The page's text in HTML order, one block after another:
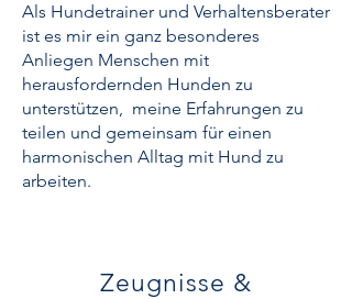
Als Hundetrainer und Verhaltensberater
ist es mir ein ganz besonderes
Anliegen Menschen mit
herausfordernden Hunden zu
unterstützen, meine Erfahrungen zu
teilen und gemeinsam für einen
harmonischen Alltag mit Hund zu
arbeiten.
Zeugnisse &